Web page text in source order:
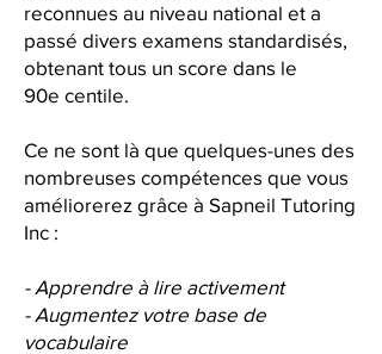
reconnues au niveau national et a
passé divers examens standardisés,
obtenant tous un score dans le
90e centile.
Ce ne sont là que quelques-unes des
nombreuses compétences que vous
améliorerez grâce à Sapneil Tutoring
Inc :
- Apprendre à lire activement
- Augmentez votre base de
vocabulaire